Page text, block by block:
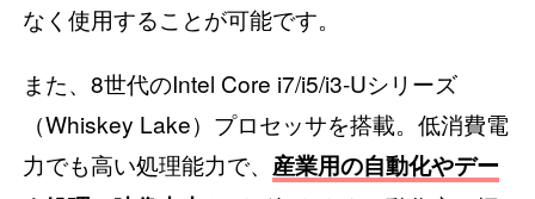
なく使用することが可能です。
また、8世代のIntel Core i7/i5/i3-Uシリーズ
（Whiskey Lake）プロセッサを搭載。低消費電
力でも高い処理能力で、 産業用の自動化やデー